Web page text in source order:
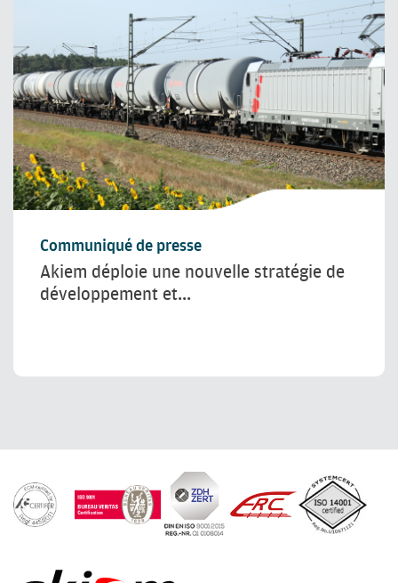
Communiqué de presse
Akiem déploie une nouvelle stratégie de
développement et...